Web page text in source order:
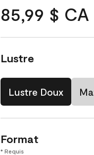
85,99 $ CA
Lustre
Lustre Doux
Format
* Requis